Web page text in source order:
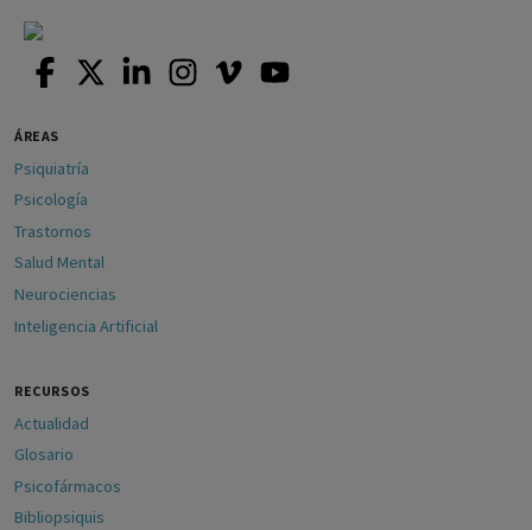
ÁREAS
Psiquiatría
Psicología
Trastornos
Salud Mental
Neurociencias
Inteligencia Artificial
RECURSOS
Actualidad
Glosario
Psicofármacos
Bibliopsiquis